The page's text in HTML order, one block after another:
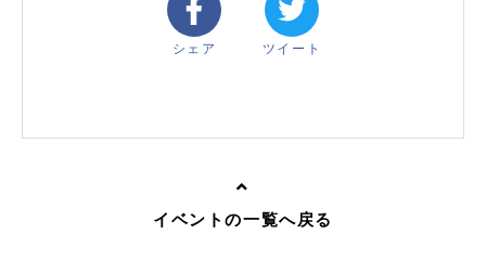
シェア ツイート
イベントの一覧へ戻る